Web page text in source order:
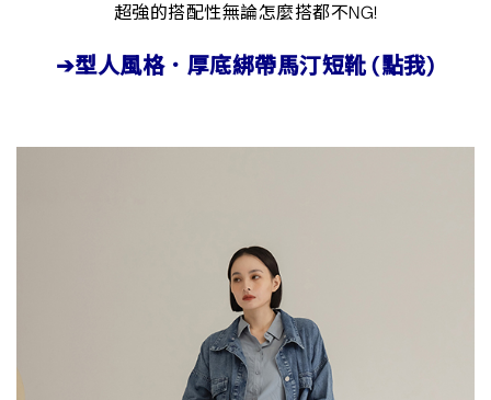
超強的搭配性無論怎麼搭都不NG!
➔型人風格．厚底綁帶馬汀短靴 (點我)